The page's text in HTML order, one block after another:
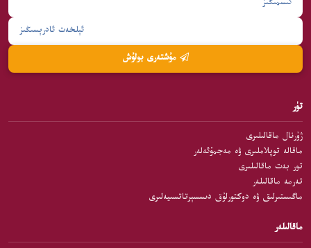
تۈر
ژۇرنال ماقالىلىرى
ماقالە توپلاملىرى ۋە مەجمۇئەلەر
تور بەت ماقالىلىرى
تەرمە ماقالىلەر
ماگىستىرلىق ۋە دوكتورلۇق دىسسېرتاتسىيەلىرى
ماقالىلەر